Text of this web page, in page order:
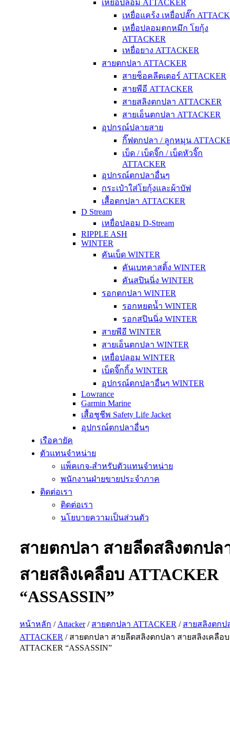
เหยื่อปลอม ATTACKER
เหยื่อแคร้ง เหยื่อปลั๊ก
เหยื่อปลอมตกหมึก โยกุ้ง
ATTACKER
เหยื่อยาง ATTACKER
สายตกปลา ATTACKER
สายช็อคลีดเดอร์ ATTACKER
สายพีอี ATTACKER
สายสลิงตกปลา ATTACKER
สายเอ็นตกปลา ATTACKER
อุปกรณ์ปลายสาย
กิ๊ฟตกปลา / ลูกหมุน
เบ็ด / เบ็ดจิ๊ก / เบ็ดหัวจิ๊ก
ATTACKER
อุปกรณ์ตกปลาอื่นๆ
กระเป๋าใส่โยกุ้งและผ้าบัฟ
เสื้อตกปลา ATTACKER
D Stream
เหยื่อปลอม D-Stream
RIPPLE ASH
WINTER
คันเบ็ด WINTER
คันเบทคาสติ้ง WINTER
คันสปินนิ่ง WINTER
รอกตกปลา WINTER
รอกหยดน้ำ WINTER
รอกสปินนิ่ง WINTER
สายพีอี WINTER
สายเอ็นตกปลา WINTER
เหยื่อปลอม WINTER
เบ็ดจิ๊กกิ้ง WINTER
อุปกรณ์ตกปลาอื่นๆ WINTER
Lowrance
Garmin Marine
เสื้อชูชีพ Safety Life Jacket
อุปกรณ์ตกปลาอื่นๆ
เรือคายัค
ตัวแทนจำหน่าย
แพ็คเกจ-สำหรับตัวแทนจำหน่าย
พนักงานฝ่ายขายประจำภาค
ติดต่อเรา
ติดต่อเรา
นโยบายความเป็นส่วนตัว
สายตกปลา สายลีดสลิงตกปล
สายสลิงเคลือบ ATTACKER
“ASSASSIN”
หน้าหลัก / Attacker/ สายตกปลา ATTACKER / สายสลิงตกป
ATTACKER / สายตกปลา สายลีดสลิงตกปลา สายสลิงเคลือบ
ATTACKER “ASSASSIN”